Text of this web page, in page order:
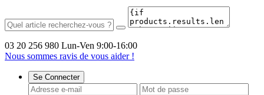
03 20 256 980 Lun-Ven 9:00-16:00
Nous sommes ravis de vous aider !
Se Connecter